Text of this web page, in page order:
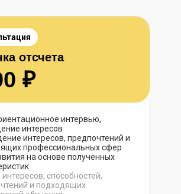
отсчета
₽
интервью,
интересов
интересов, предпочтений и
профессиональных сфер
на основе полученных
способностей,
и подходящих